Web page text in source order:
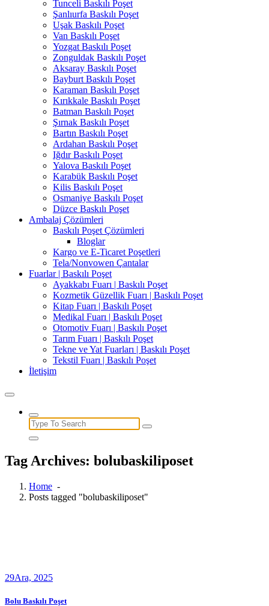
Tunceli Baskılı Poşet
Şanlıurfa Baskılı Poşet
Uşak Baskılı Poşet
Van Baskılı Poşet
Yozgat Baskılı Poşet
Zonguldak Baskılı Poşet
Aksaray Baskılı Poşet
Bayburt Baskılı Poşet
Karaman Baskılı Poşet
Kırıkkale Baskılı Poşet
Batman Baskılı Poşet
Şırnak Baskılı Poşet
Bartın Baskılı Poşet
Ardahan Baskılı Poşet
Iğdır Baskılı Poşet
Yalova Baskılı Poşet
Karabük Baskılı Poşet
Kilis Baskılı Poşet
Osmaniye Baskılı Poşet
Düzce Baskılı Poşet
Ambalaj Çözümleri
Baskılı Poşet Çözümleri
Bloglar
Kargo ve E-Ticaret Poşetleri
Tela/Nonvowen Çantalar
Fuarlar | Baskılı Poşet
Ayakkabı Fuarı | Baskılı Poşet
Kozmetik Güzellik Fuarı | Baskılı Poşet
Kitap Fuarı | Baskılı Poşet
Medikal Fuarı | Baskılı Poşet
Otomotiv Fuarı | Baskılı Poşet
Tarım Fuarı | Baskılı Poşet
Tekne ve Yat Fuarları | Baskılı Poşet
Tekstil Fuarı | Baskılı Poşet
İletişim
Search
for:
Tag Archives: bolubaskiliposet
Home -
Posts tagged "bolubaskiliposet"
29Ara, 2025
Bolu Baskılı Poşet